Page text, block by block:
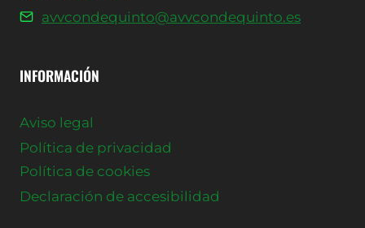
avvcondequinto@avvcondequinto.es
INFORMACIÓN
Aviso legal
Política de privacidad
Política de cookies
Declaración de accesibilidad